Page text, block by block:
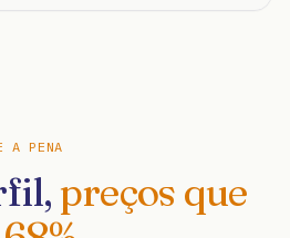
A PENA
preços que